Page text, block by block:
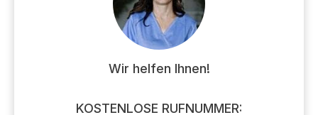
Wir helfen Ihnen!
KOSTENLOSE RUFNUMMER: